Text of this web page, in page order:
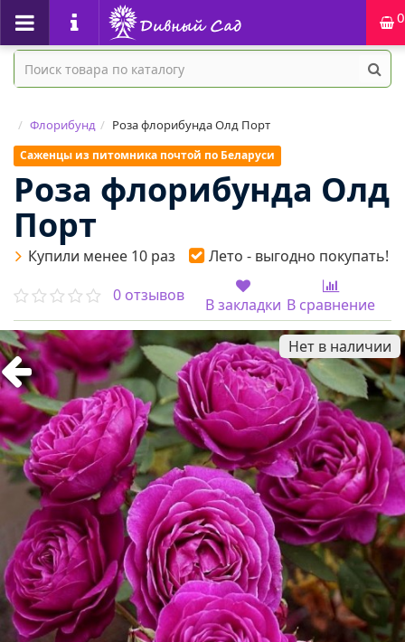
0
Флорибунд Роза флорибунда Олд Порт
Саженцы из питомника почтой по Беларуси
Роза флорибунда Олд
Порт
Купили менее 10 раз
Лето - выгодно покупать!
0 отзывов
В закладки В сравнение
Нет в наличии